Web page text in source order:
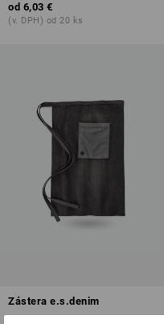
od 6,03 €
(v. DPH) od 20 ks
Zástera e.s.denim